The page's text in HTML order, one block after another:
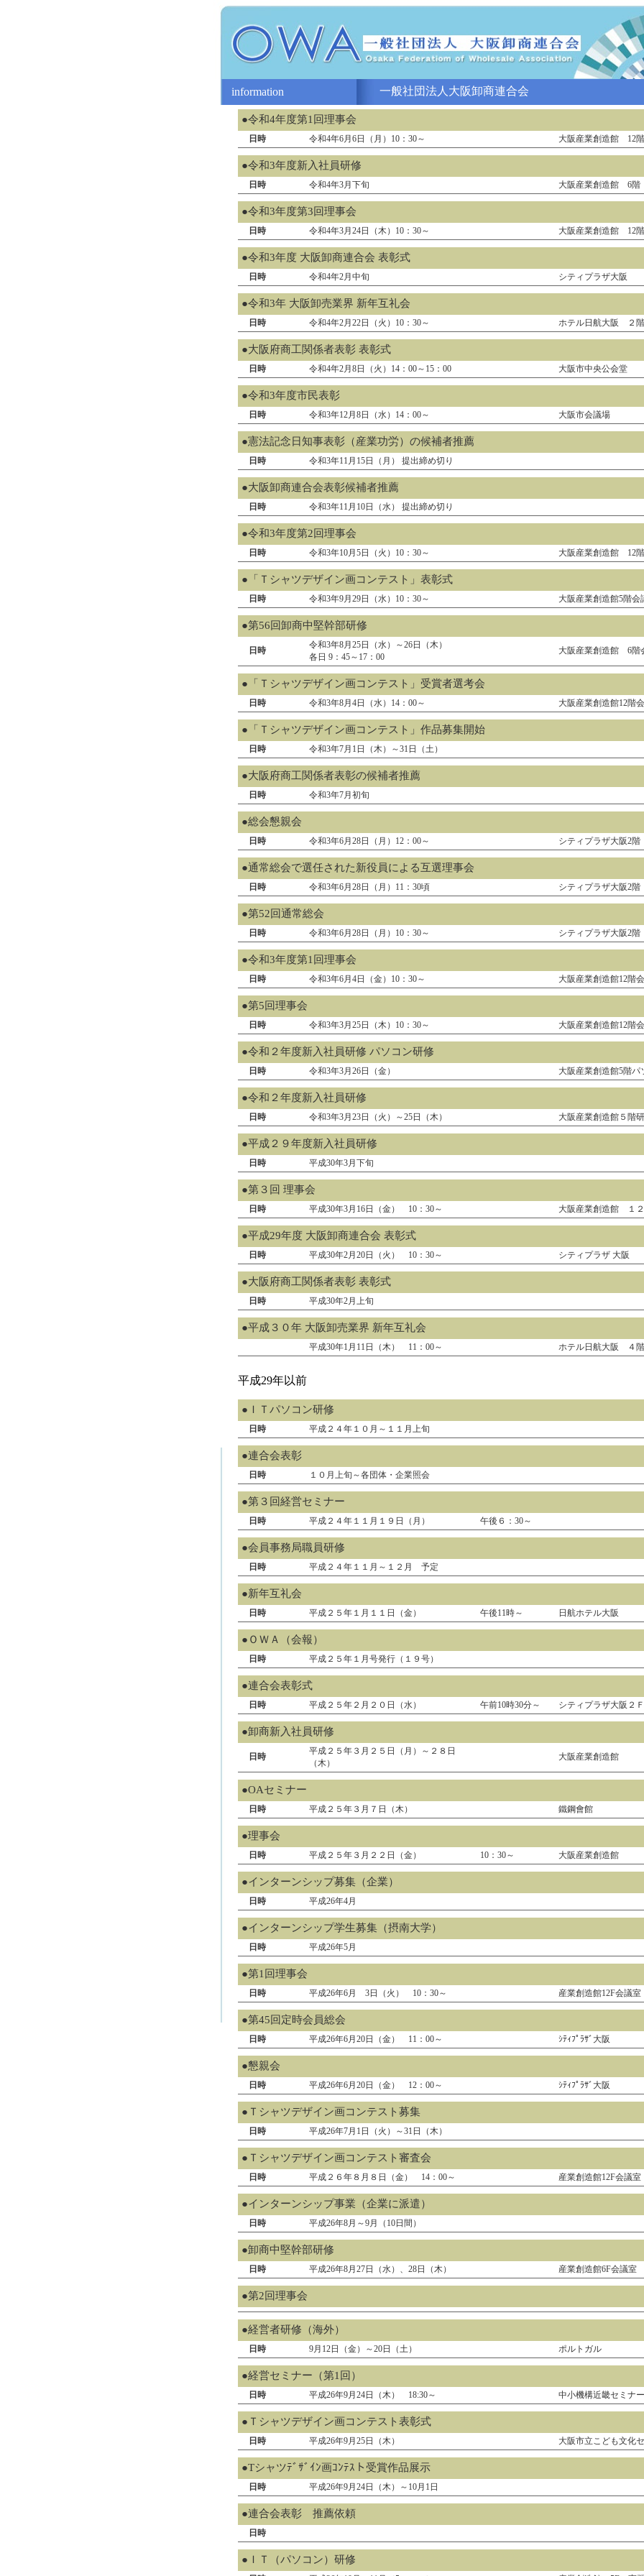
information 一般社団法人大阪卸商連合会
●令和4年度第1回理事会
日時 令和4年6月6日（月）10：30～ 大阪産業創造館 12
●令和3年度新入社員研修
日時 令和4年3月下旬 大阪産業創造館 6
●令和3年度第3回理事会
日時 令和4年3月24日（木）10：30～ 大阪産業創造館 12
●令和3年度 大阪卸商連合会 表彰式
日時 令和4年2月中旬 シティプラザ大阪
●令和3年 大阪卸売業界 新年互礼会
日時 令和4年2月22日（火）10：30～ ホテル日航大阪 ２
●大阪府商工関係者表彰 表彰式
日時 令和4年2月8日（火）14：00～15：00 大阪市中央公会堂
●令和3年度市民表彰
日時 令和3年12月8日（水）14：00～ 大阪市会議場
●憲法記念日知事表彰（産業功労）の候補者推薦
日時 令和3年11月15日（月） 提出締め切り
●大阪卸商連合会表彰候補者推薦
日時 令和3年11月10日（水） 提出締め切り
●令和3年度第2回理事会
日時 令和3年10月5日（火）10：30～ 大阪産業創造館 12
●「Ｔシャツデザイン画コンテスト」表彰式
日時 令和3年9月29日（水）10：30～ 大阪産業創造館5階会
●第56回卸商中堅幹部研修
日時
令和3年8月25日（水）～26日（木）
各日 9：45～17：00
大阪産業創造館 6階
●「Ｔシャツデザイン画コンテスト」受賞者選考会
日時 令和3年8月4日（水）14：00～ 大阪産業創造館12階
●「Ｔシャツデザイン画コンテスト」作品募集開始
日時 令和3年7月1日（木）～31日（土）
●大阪府商工関係者表彰の候補者推薦
日時 令和3年7月初旬
●総会懇親会
日時 令和3年6月28日（月）12：00～ シティプラザ大阪2階
●通常総会で選任された新役員による互選理事会
日時 令和3年6月28日（月）11：30頃 シティプラザ大阪2階
●第52回通常総会
日時 令和3年6月28日（月）10：30～ シティプラザ大阪2階
●令和3年度第1回理事会
日時 令和3年6月4日（金）10：30～ 大阪産業創造館12階
●第5回理事会
日時 令和3年3月25日（木）10：30～ 大阪産業創造館12階
●令和２年度新入社員研修 パソコン研修
日時 令和3年3月26日（金） 大阪産業創造館5階パ
●令和２年度新入社員研修
日時 令和3年3月23日（火）～25日（木） 大阪産業創造館５階
●平成２９年度新入社員研修
日時 平成30年3月下旬
●第３回 理事会
日時 平成30年3月16日（金） 10：30～ 大阪産業創造館 １
●平成29年度 大阪卸商連合会 表彰式
日時 平成30年2月20日（火） 10：30～ シティプラザ 大阪
●大阪府商工関係者表彰 表彰式
日時 平成30年2月上旬
●平成３０年 大阪卸売業界 新年互礼会
平成30年1月11日（木） 11：00～ ホテル日航大阪 ４
平成29年以前
●ＩＴパソコン研修
日時 平成２４年１０月～１１月上旬
●連合会表彰
日時 １０月上旬～各団体・企業照会
●第３回経営セミナー
日時 平成２４年１１月１９日（月） 午後６：30～
●会員事務局職員研修
日時 平成２４年１１月～１２月 予定
●新年互礼会
日時 平成２５年１月１１日（金） 午後11時～ 日航ホテル大阪
●ＯＷＡ（会報）
日時 平成２５年１月号発行（１９号）
●連合会表彰式
日時 平成２５年２月２０日（水） 午前10時30分～ シティプラザ大阪２Ｆ
●卸商新入社員研修
日時
平成２５年３月２５日（月）～２８日
（木）
大阪産業創造館
●OAセミナー
日時 平成２５年３月７日（木） 鐵鋼會館
●理事会
日時 平成２５年３月２２日（金） 10：30～ 大阪産業創造館
●インターンシップ募集（企業）
日時 平成26年4月
●インターンシップ学生募集（摂南大学）
日時 平成26年5月
●第1回理事会
日時 平成26年6月 3日（火） 10：30～ 産業創造館12F会議室
●第45回定時会員総会
日時 平成26年6月20日（金） 11：00～ ｼﾃｨﾌﾟﾗｻﾞ大阪
●懇親会
日時 平成26年6月20日（金） 12：00～ ｼﾃｨﾌﾟﾗｻﾞ大阪
●Ｔシャツデザイン画コンテスト募集
日時 平成26年7月1日（火）～31日（木）
●Ｔシャツデザイン画コンテスト審査会
日時 平成２６年８月８日（金） 14：00～ 産業創造館12F会議室
●インターンシップ事業（企業に派遣）
日時 平成26年8月～9月（10日間）
●卸商中堅幹部研修
日時 平成26年8月27日（水）、28日（木） 産業創造館6F会議室
●第2回理事会
●経営者研修（海外）
日時 9月12日（金）～20日（土） ポルトガル
●経営セミナー（第1回）
日時 平成26年9月24日（木） 18:30～ 中小機構近畿セミナ
●Ｔシャツデザイン画コンテスト表彰式
日時 平成26年9月25日（木） 大阪市立こども文化
●Tシャツﾃﾞｻﾞｲﾝ画ｺﾝﾃｽト受賞作品展示
日時 平成26年9月24日（木）～10月1日
●連合会表彰 推薦依頼
日時
●ＩＴ（パソコン）研修